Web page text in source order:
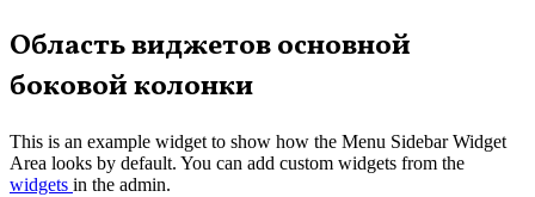
Перейти
к
содержимому
Область виджетов основной
боковой колонки
This is an example widget to show how the Menu Sidebar Widget
Area looks by default. You can add custom widgets from the
widgets in the admin.